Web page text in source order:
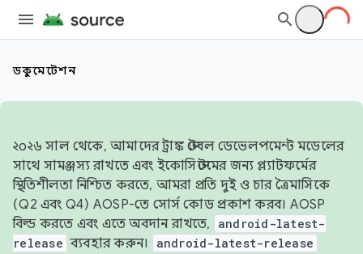
ডকুমেন্টেশন
২০২৬ সাল থেকে, আমাদের ট্রাঙ্ক স্টেবল ডেভেলপমেন্ট মডেলের
সাথে সামঞ্জস্য রাখতে এবং ইকোসিস্টেমের জন্য প্ল্যাটফর্মের
স্থিতিশীলতা নিশ্চিত করতে, আমরা প্রতি দুই ও চার ত্রৈমাসিকে
(Q2 এবং Q4) AOSP-তে সোর্স কোড প্রকাশ করব। AOSP
বিল্ড করতে এবং এতে অবদান রাখতে,
android-latest-
release ব্যবহার করুন। android-latest-release